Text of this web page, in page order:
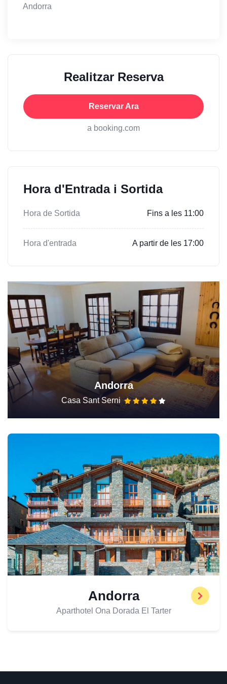
Andorra
Realitzar Reserva
Reservar Ara
a booking.com
Hora d'Entrada i Sortida
Hora de Sortida Fins a les 11:00
Hora d'entrada A partir de les 17:00
Andorra
Casa Sant Serni
Andorra
Aparthotel Ona Dorada El Tarter